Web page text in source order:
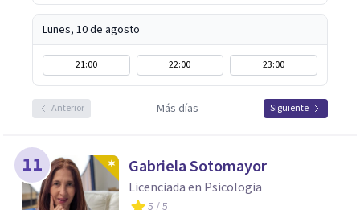
Lunes, 10 de agosto
21:00 22:00 23:00
Anterior Más días Siguiente
11 Gabriela Sotomayor
Licenciada en Psicologia
5 / 5